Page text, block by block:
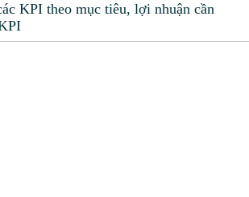
KPI theo mục tiêu, lợi nhuận cần